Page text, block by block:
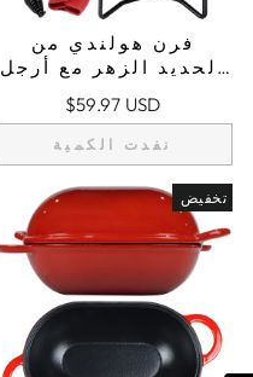
فرن هولندي من
الحديد الزهر مع أرجل
يشمل رافع الغطاء
وحامل الغطاء
$59.97 USD
نفدت الكمية
تخفيض